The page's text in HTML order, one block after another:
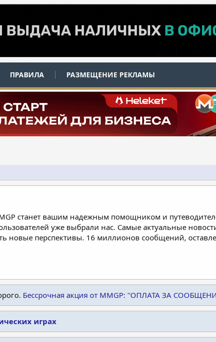
ПРАВИЛА РАЗМЕЩЕНИЕ РЕКЛАМЫ
станет вашим надежным помощником и
уже выбрали нас. Самые актуальные
новые перспективы. 16 миллионов сообщений,
Бессрочная акция от MMGP: "ОПЛАТА ЗА
играх